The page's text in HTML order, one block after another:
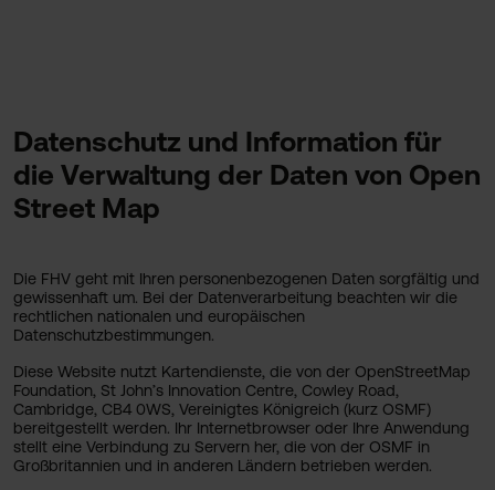
Datenschutz und Information für
die Verwaltung der Daten von Open
Street Map
Die FHV geht mit Ihren personenbezogenen Daten sorgfältig und
gewissenhaft um. Bei der Datenverarbeitung beachten wir die
rechtlichen nationalen und europäischen
Datenschutzbestimmungen.
Diese Website nutzt Kartendienste, die von der OpenStreetMap
Foundation, St John’s Innovation Centre, Cowley Road,
Cambridge, CB4 0WS, Vereinigtes Königreich (kurz OSMF)
bereitgestellt werden. Ihr Internetbrowser oder Ihre Anwendung
stellt eine Verbindung zu Servern her, die von der OSMF in
Großbritannien und in anderen Ländern betrieben werden.